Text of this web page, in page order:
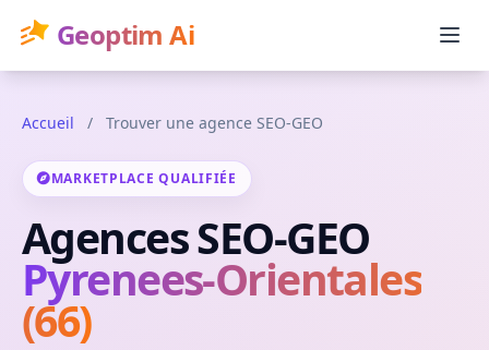
Geoptim Ai
Accueil / Trouver une agence SEO-GEO
MARKETPLACE QUALIFIÉE
Agences SEO-GEO
Pyrenees-Orientales
(66)